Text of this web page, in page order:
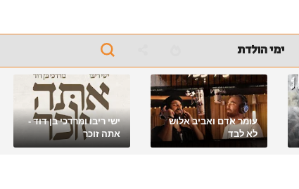
ימי הולדת
עומר אדם ואביב אלוש
לא לבד
ישי ריבו ומרדכי בן דוד -
אתה זוכר